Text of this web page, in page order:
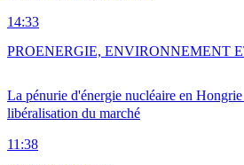
14:33
La pénurie d'énergie nucléaire en
libéralisation du marché
11:38
PROENERGIE, ENVIRONNEMENT